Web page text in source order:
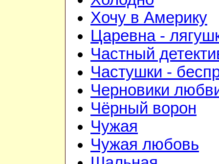
Хочу в Америку
Царевна -
Частный
Частушки -
Черновики
Чёрный ворон
Чужая
Чужая любовь